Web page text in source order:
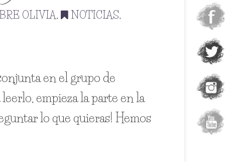
OLIVIA, NOTICIAS,
en el grupo de
empieza la parte en la
lo que quieras! Hemos